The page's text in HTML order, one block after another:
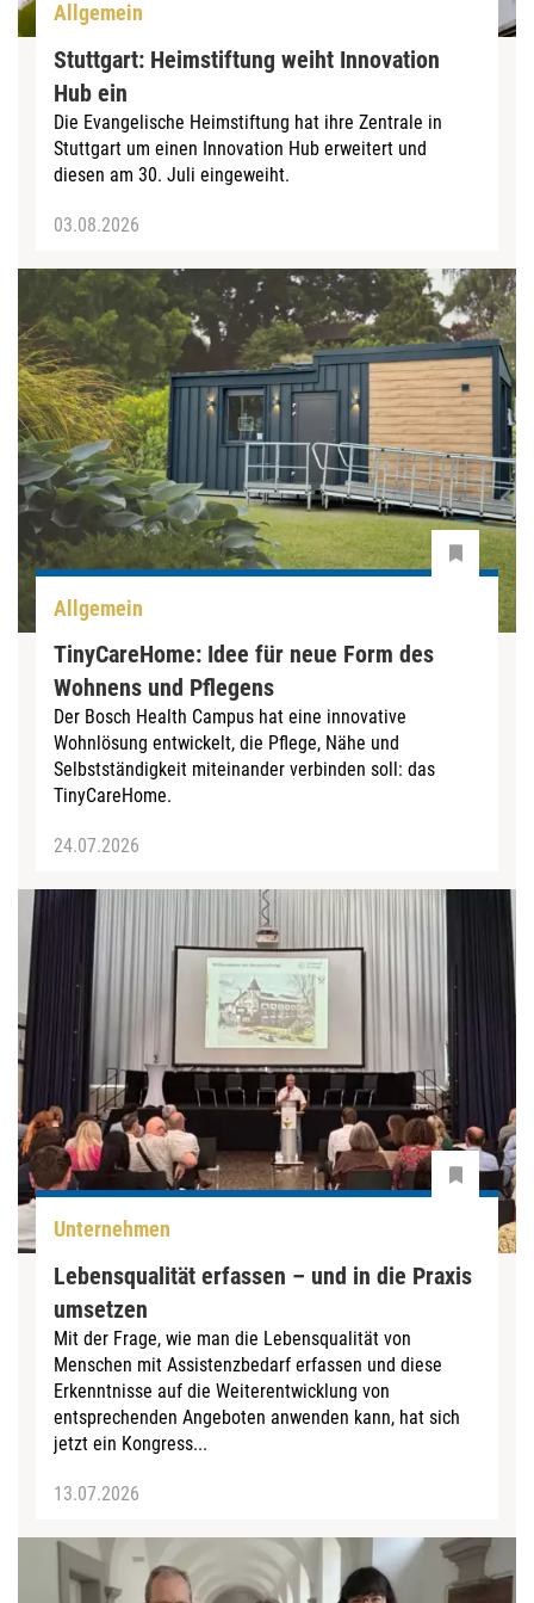
Allgemein
Stuttgart: Heimstiftung weiht Innovation
Hub ein
Die Evangelische Heimstiftung hat ihre Zentrale in
Stuttgart um einen Innovation Hub erweitert und
diesen am 30. Juli eingeweiht.
03.08.2026
Allgemein
TinyCareHome: Idee für neue Form des
Wohnens und Pflegens
Der Bosch Health Campus hat eine innovative
Wohnlösung entwickelt, die Pflege, Nähe und
Selbstständigkeit miteinander verbinden soll: das
TinyCareHome.
24.07.2026
Unternehmen
Lebensqualität erfassen – und in die Praxis
umsetzen
Mit der Frage, wie man die Lebensqualität von
Menschen mit Assistenzbedarf erfassen und diese
Erkenntnisse auf die Weiterentwicklung von
entsprechenden Angeboten anwenden kann, hat sich
jetzt ein Kongress...
13.07.2026